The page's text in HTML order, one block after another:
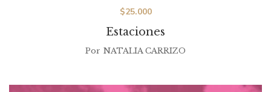
Estaciones
$25.000
Por NATALIA CARRIZO